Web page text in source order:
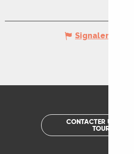
Signaler une
CONTACTER UN
TOURISME